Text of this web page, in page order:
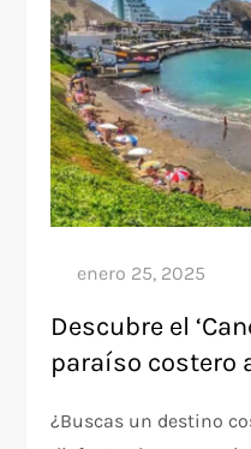
Descubre el
paraíso costero
¿Buscas un destino